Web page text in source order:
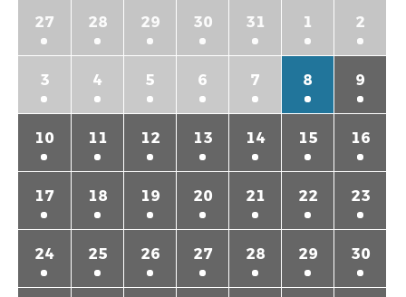
27 28 29 30 31 1 2
3 4 5 6 7 8 9
10 11 12 13 14 15 16
17 18 19 20 21 22 23
24 25 26 27 28 29 30